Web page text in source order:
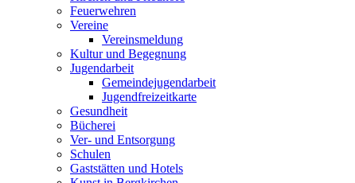
Feuerwehren
Vereine
Vereinsmeldung
Kultur und Begegnung
Jugendarbeit
Gemeindejugendarbeit
Jugendfreizeitkarte
Gesundheit
Bücherei
Ver- und Entsorgung
Schulen
Gaststätten und Hotels